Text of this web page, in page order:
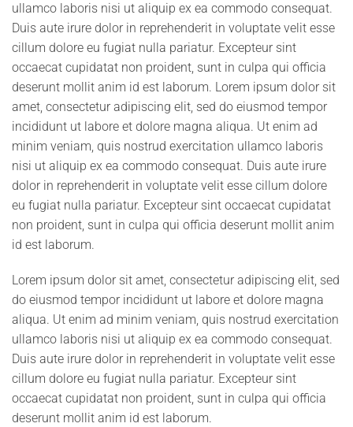
ullamco laboris nisi ut aliquip ex ea commodo consequat.
Duis aute irure dolor in reprehenderit in voluptate velit esse
cillum dolore eu fugiat nulla pariatur. Excepteur sint
occaecat cupidatat non proident, sunt in culpa qui officia
deserunt mollit anim id est laborum. Lorem ipsum dolor sit
amet, consectetur adipiscing elit, sed do eiusmod tempor
incididunt ut labore et dolore magna aliqua. Ut enim ad
minim veniam, quis nostrud exercitation ullamco laboris
nisi ut aliquip ex ea commodo consequat. Duis aute irure
dolor in reprehenderit in voluptate velit esse cillum dolore
eu fugiat nulla pariatur. Excepteur sint occaecat cupidatat
non proident, sunt in culpa qui officia deserunt mollit anim
id est laborum.
Lorem ipsum dolor sit amet, consectetur adipiscing elit, sed
do eiusmod tempor incididunt ut labore et dolore magna
aliqua. Ut enim ad minim veniam, quis nostrud exercitation
ullamco laboris nisi ut aliquip ex ea commodo consequat.
Duis aute irure dolor in reprehenderit in voluptate velit esse
cillum dolore eu fugiat nulla pariatur. Excepteur sint
occaecat cupidatat non proident, sunt in culpa qui officia
deserunt mollit anim id est laborum.